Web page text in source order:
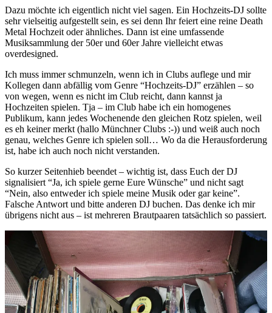
Dazu möchte ich eigentlich nicht viel sagen. Ein Hochzeits-DJ sollte
sehr vielseitig aufgestellt sein, es sei denn Ihr feiert eine reine Death
Metal Hochzeit oder ähnliches. Dann ist eine umfassende
Musiksammlung der 50er und 60er Jahre vielleicht etwas
overdesigned.
Ich muss immer schmunzeln, wenn ich in Clubs auflege und mir
Kollegen dann abfällig vom Genre “Hochzeits-DJ” erzählen – so
von wegen, wenn es nicht im Club reicht, dann kannst ja
Hochzeiten spielen. Tja – im Club habe ich ein homogenes
Publikum, kann jedes Wochenende den gleichen Rotz spielen, weil
es eh keiner merkt (hallo Münchner Clubs :-)) und weiß auch noch
genau, welches Genre ich spielen soll… Wo da die Herausforderung
ist, habe ich auch noch nicht verstanden.
So kurzer Seitenhieb beendet – wichtig ist, dass Euch der DJ
signalisiert “Ja, ich spiele gerne Eure Wünsche” und nicht sagt
“Nein, also entweder ich spiele meine Musik oder gar keine”.
Falsche Antwort und bitte anderen DJ buchen. Das denke ich mir
übrigens nicht aus – ist mehreren Brautpaaren tatsächlich so passiert.